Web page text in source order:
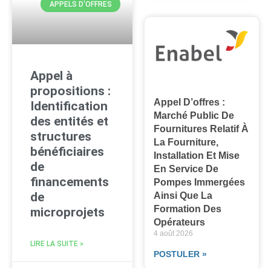
APPELS D'OFFRES
Appel à
propositions :
Identification
des entités et
structures
bénéficiaires
de
financements
de
microprojets
LIRE LA SUITE »
Appel D’offres :
Marché Public De
Fournitures Relatif À
La Fourniture,
Installation Et Mise
En Service De
Pompes Immergées
Ainsi Que La
Formation Des
Opérateurs
4 août 2026
POSTULER »